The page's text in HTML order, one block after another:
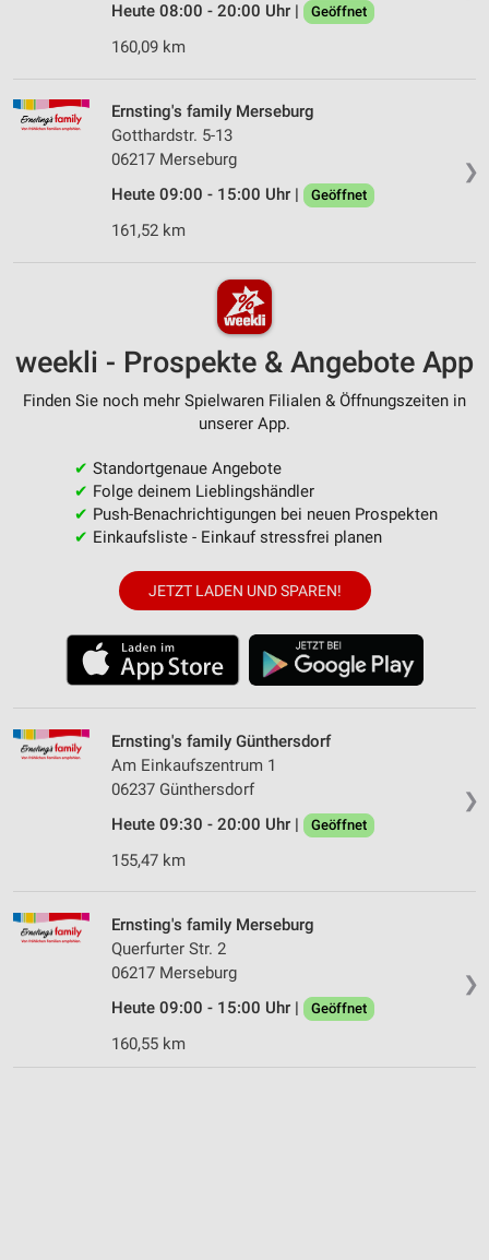
Heute 08:00 - 20:00 Uhr |
Geöffnet
160,09 km
❯
Ernsting's family Merseburg
Gotthardstr. 5-13
06217 Merseburg
Heute 09:00 - 15:00 Uhr |
Geöffnet
161,52 km
weekli - Prospekte & Angebote App
Finden Sie noch mehr Spielwaren Filialen & Öffnungszeiten in
unserer App.
✔ Standortgenaue Angebote
✔ Folge deinem Lieblingshändler
✔ Push-Benachrichtigungen bei neuen Prospekten
✔ Einkaufsliste - Einkauf stressfrei planen
JETZT LADEN UND SPAREN!
❯
Ernsting's family Günthersdorf
Am Einkaufszentrum 1
06237 Günthersdorf
Heute 09:30 - 20:00 Uhr |
Geöffnet
155,47 km
❯
Ernsting's family Merseburg
Querfurter Str. 2
06217 Merseburg
Heute 09:00 - 15:00 Uhr |
Geöffnet
160,55 km